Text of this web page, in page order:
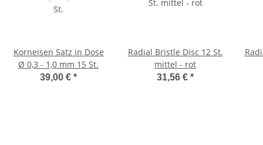
Korneisen Satz in Dose
Ø 0,3 - 1,0 mm 15 St.
39,00 € *
Radial Bristle Disc 12 St.
mittel - rot
31,56 € *